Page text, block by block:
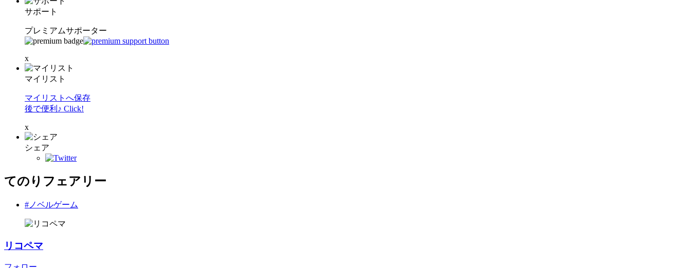
サポート
プレミアムサポーター
x
マイリスト
マイリストへ保存
後で便利♪ Click!
x
シェア
てのりフェアリー
#ノベルゲーム
リコペマ